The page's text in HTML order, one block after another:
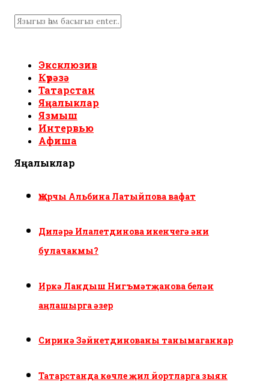
Эксклюзив
Күрәзә
Татарстан
Яңалыклар
Язмыш
Интервью
Афиша
Яңалыклар
Җырчы Альбина Латыйпова вафат
Диләрә Илалетдинова икенчегә әни
булачакмы?
Иркә Ландыш Нигъмәтҗанова белән
аңлашырга әзер
Сиринә Зәйнетдинованы танымаганнар
Татарстанда көчле җил йортларга зыян